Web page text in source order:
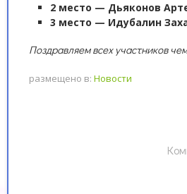
2 место — Дьяконов
3 место — Идубалин
Поздравляем всех участников
размещено в: Новости